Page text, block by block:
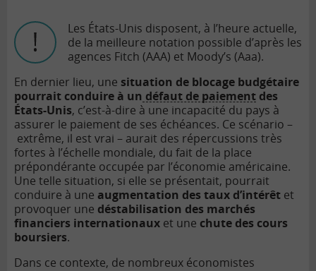
Les États-Unis disposent, à l’heure actuelle,
de la meilleure notation possible d’après les
agences Fitch (AAA) et Moody’s (Aaa).
En dernier lieu, une situation de blocage budgétaire
pourrait conduire à un défaut de paiement des
États-Unis, c’est-à-dire à une incapacité du pays à
assurer le paiement de ses échéances. Ce scénario –
extrême, il est vrai – aurait des répercussions très
fortes à l’échelle mondiale, du fait de la place
prépondérante occupée par l’économie américaine.
Une telle situation, si elle se présentait, pourrait
conduire à une augmentation des taux d’intérêt et
provoquer une déstabilisation des marchés
financiers internationaux et une chute des cours
boursiers.
Dans ce contexte, de nombreux économistes